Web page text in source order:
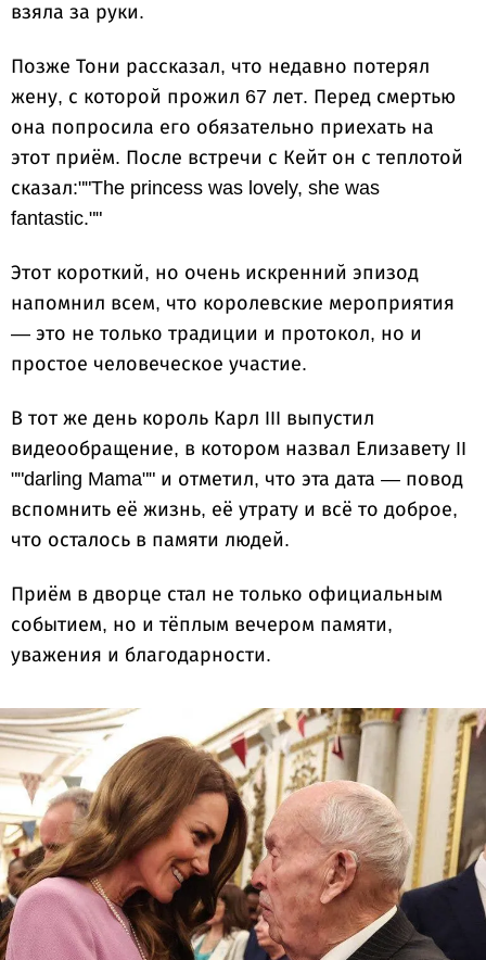
взяла за руки.
Позже Тони рассказал, что недавно потерял
жену, с которой прожил 67 лет. Перед смертью
она попросила его обязательно приехать на
этот приём. После встречи с Кейт он с теплотой
сказал:""The princess was lovely, she was
fantastic.""
Этот короткий, но очень искренний эпизод
напомнил всем, что королевские мероприятия
— это не только традиции и протокол, но и
простое человеческое участие.
В тот же день король Карл III выпустил
видеообращение, в котором назвал Елизавету II
""darling Mama"" и отметил, что эта дата — повод
вспомнить её жизнь, её утрату и всё то доброе,
что осталось в памяти людей.
Приём в дворце стал не только официальным
событием, но и тёплым вечером памяти,
уважения и благодарности.